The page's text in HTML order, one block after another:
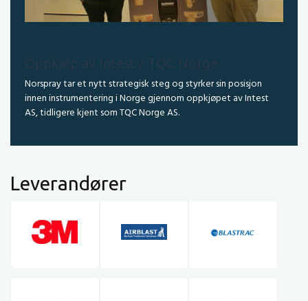
Norspray tar et nytt strategisk steg og styrker sin posisjon
innen instrumentering i Norge gjennom oppkjøpet av Intest
AS, tidligere kjent som TQC Norge AS.
Leverandører